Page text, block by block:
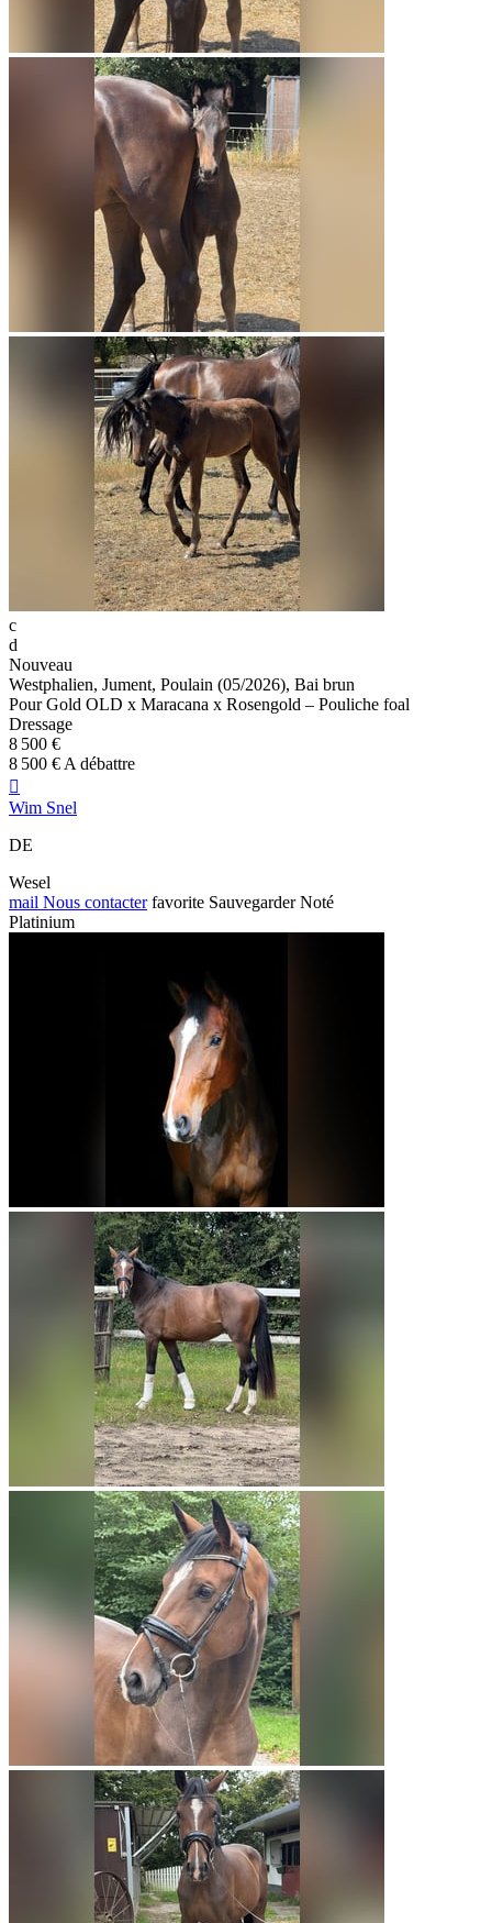
c
d
Nouveau
Westphalien, Jument, Poulain (05/2026), Bai brun
Pour Gold OLD x Maracana x Rosengold – Pouliche foal
Dressage
8 500 €
8 500 € A débattre

Wim Snel
DE
Wesel
mail Nous contacter favorite Sauvegarder Noté
Platinium